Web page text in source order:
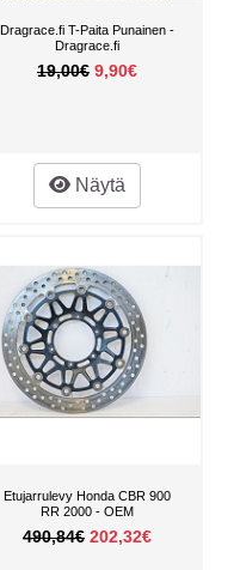
Dragrace.fi T-Paita Punainen -
Dragrace.fi
19,00€ 9,90€
Näytä
Etujarrulevy Honda CBR 900
RR 2000 - OEM
490,84€ 202,32€